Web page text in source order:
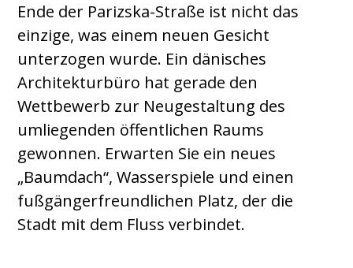
Ende der Parizska-Straße ist nicht das
einzige, was einem neuen Gesicht
unterzogen wurde. Ein dänisches
Architekturbüro hat gerade den
Wettbewerb zur Neugestaltung des
umliegenden öffentlichen Raums
gewonnen. Erwarten Sie ein neues
„Baumdach“, Wasserspiele und einen
fußgängerfreundlichen Platz, der die
Stadt mit dem Fluss verbindet.